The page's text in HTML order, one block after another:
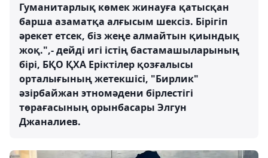
Гуманитарлық көмек жинауға қатысқан
барша азаматқа алғысым шексіз. Бірігіп
әрекет етсек, біз жеңе алмайтын қиындық
жоқ.",- дейді игі істің бастамашыларының
бірі, БҚО ҚХА Еріктілер қозғалысы
орталығының жетекшісі, "Бирлик"
әзірбайжан этномәдени бірлестігі
төрағасының орынбасары Элгун
Джаналиев.